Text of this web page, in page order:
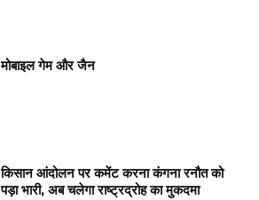
मोबाइल गेम और जैन
किसान आंदोलन पर कमेंट करना कंगना रनौत को
पड़ा भारी, अब चलेगा राष्ट्रद्रोह का मुकदमा